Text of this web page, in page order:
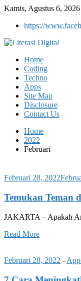
Kamis, Agustus 6, 2026
https://
Home
Coding
Techno
Apps
Site Map
Disclosure
Contact Us
Home
2022
Februari
Februari 28, 2022
Temukan Teman
JAKARTA – Apakah
Read More
Februari 28, 2022 -